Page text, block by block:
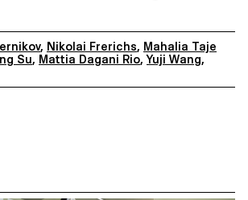
, Nikolai Frerichs, Mahalia Taje
Su, Mattia Dagani Rio,Yuji Wang,